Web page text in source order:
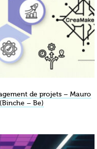
de projets – Mauro
– Be)